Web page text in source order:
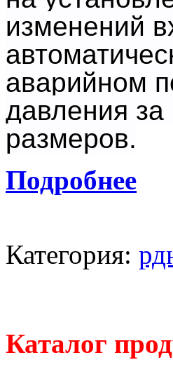
изменений
аварийном
давления
размеров.
Подробнее
Категория:
Каталог